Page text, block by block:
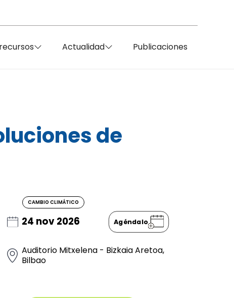
Actualidad Publicaciones
de
CAMBIO CLIMÁTICO
24 nov 2026 Agéndalo
Auditorio Mitxelena - Bizkaia Aretoa,
Bilbao